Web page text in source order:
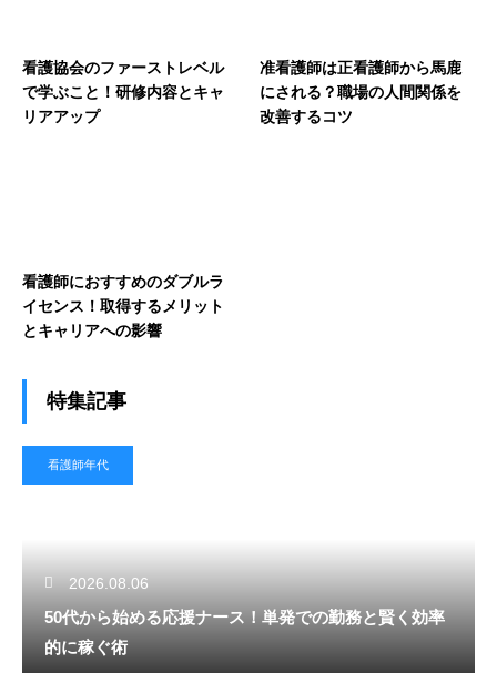
看護協会のファーストレベル
で学ぶこと！研修内容とキャ
リアアップ
准看護師は正看護師から馬鹿
にされる？職場の人間関係を
改善するコツ
看護師におすすめのダブルラ
イセンス！取得するメリット
とキャリアへの影響
特集記事
看護師年代
2026.08.06
50代から始める応援ナース！単発での勤務と賢く効率
的に稼ぐ術